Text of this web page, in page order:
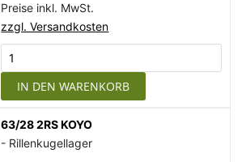
Preise inkl. MwSt.
zzgl. Versandkosten
IN DEN WARENKORB
63/28 2RS KOYO
- Rillenkugellager